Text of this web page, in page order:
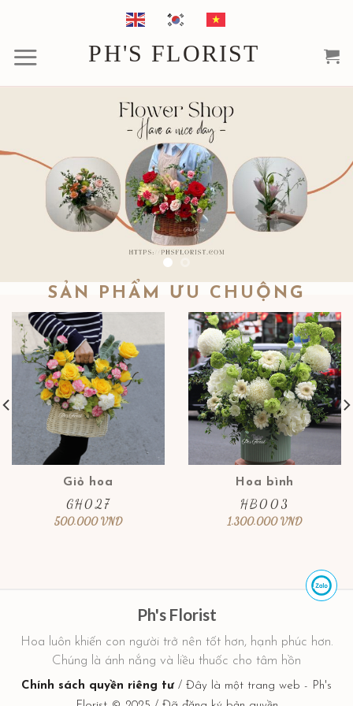
nội
dung
PH'S FLORIST
SẢN PHẨM ƯU CHUỘNG
Giỏ hoa
GH027
500.000VND
Hoa bình
HB003
1.300.000VND
Ph's Florist
Hoa luôn khiến con người trở nên tốt hơn, hạnh phúc hơn.
Chúng là ánh nắng và liều thuốc cho tâm hồn
Chính sách quyền riêng tư/ Đây là một trang web - Ph's